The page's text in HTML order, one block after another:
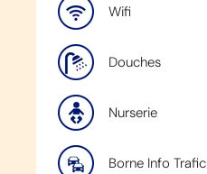
Wifi
Douches
Nurserie
Borne Info Trafic